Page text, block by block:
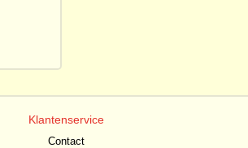
Klantenservice
Contact